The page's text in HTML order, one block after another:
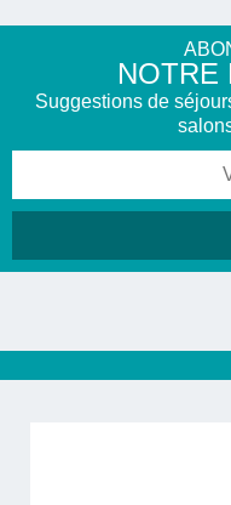
NOTRE
Suggestions de